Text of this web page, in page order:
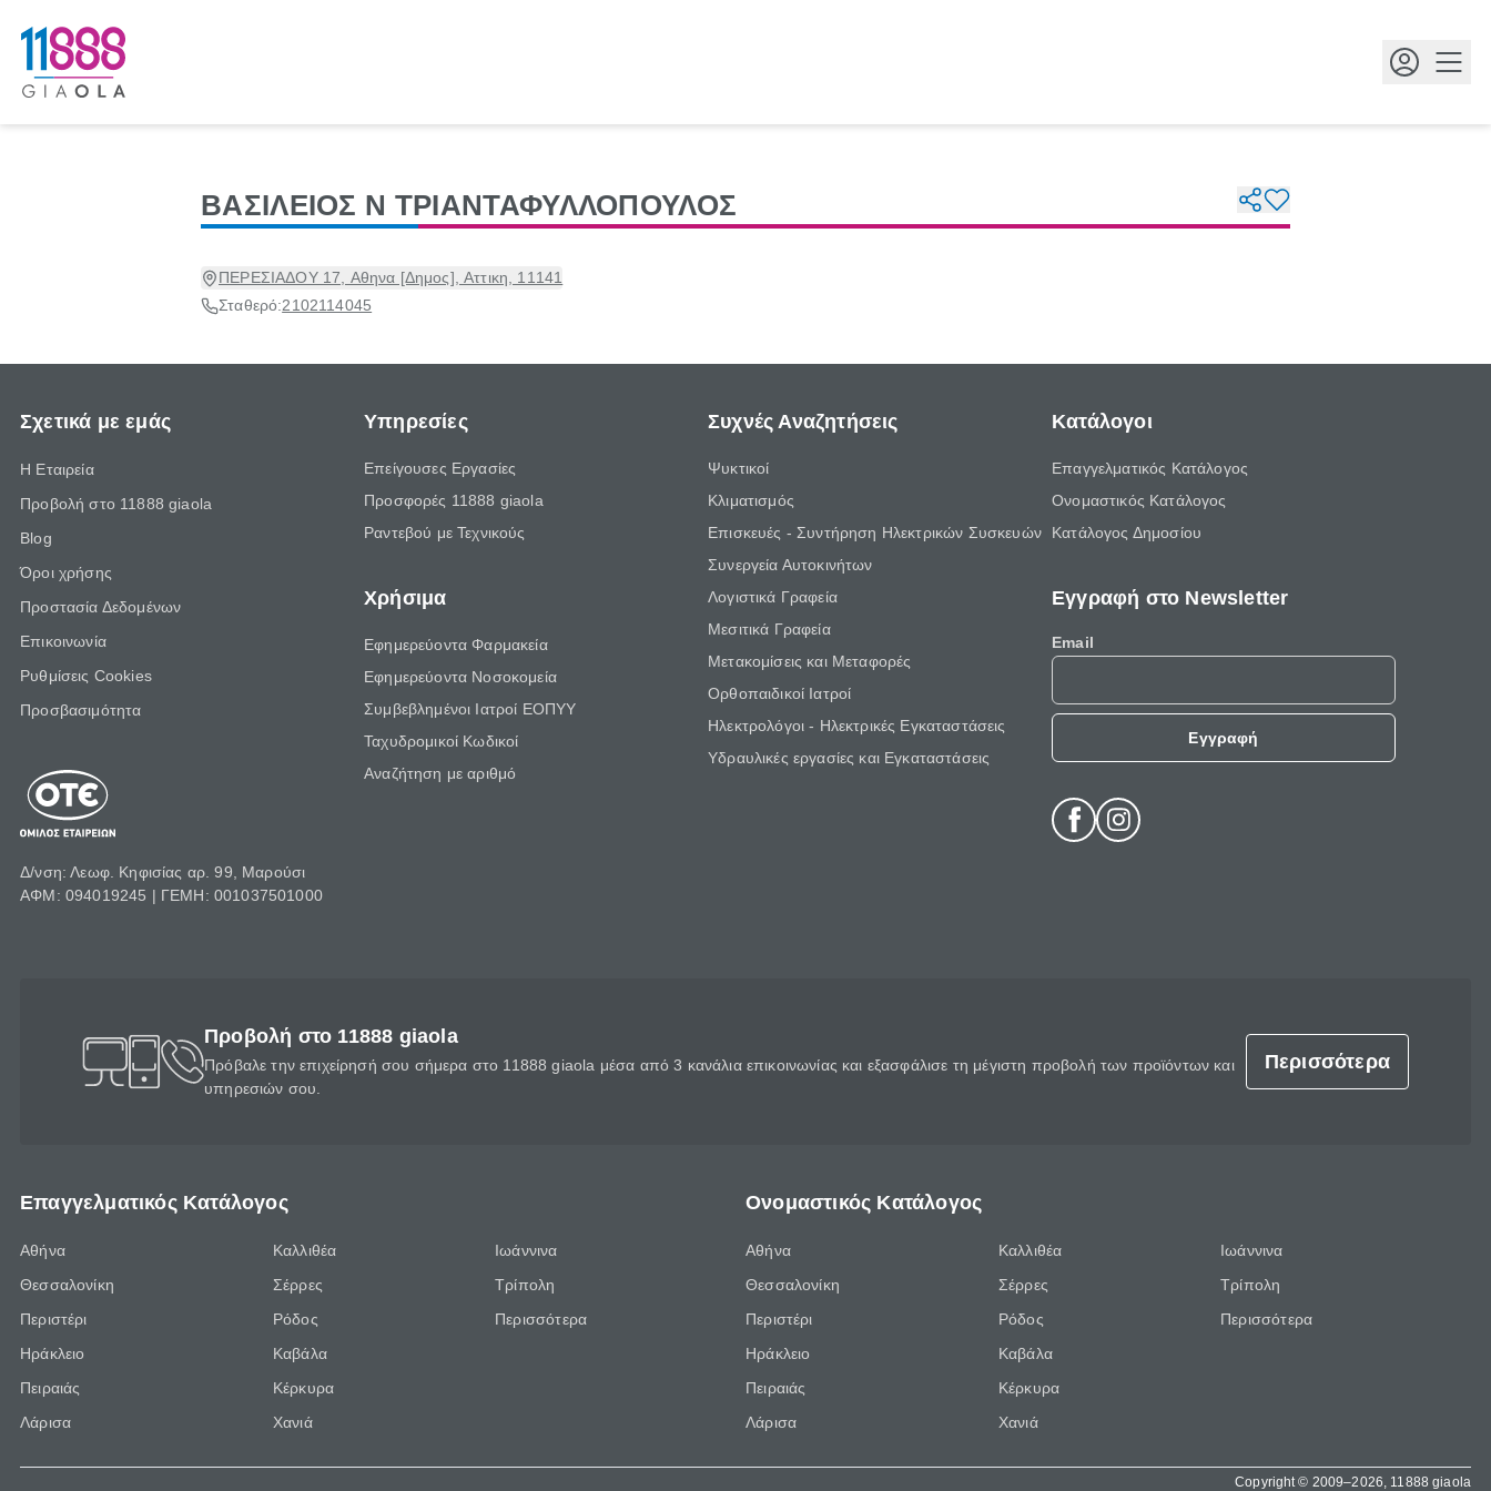
ΒΑΣΙΛΕΙΟΣ Ν ΤΡΙΑΝΤΑΦΥΛΛΟΠΟΥΛΟΣ
ΠΕΡΕΣΙΑΔΟΥ 17, Αθηνα [Δημος], Αττικη, 11141
Σταθερό:2102114045
Σχετικά με εμάς
Η Εταιρεία
Προβολή στο 11888 giaola
Blog
Όροι χρήσης
Προστασία Δεδομένων
Επικοινωνία
Ρυθμίσεις Cookies
Προσβασιμότητα
Δ/νση: Λεωφ. Κηφισίας αρ. 99, Μαρούσι
ΑΦΜ: 094019245 | ΓΕΜΗ: 001037501000
Υπηρεσίες
Επείγουσες Εργασίες
Προσφορές 11888 giaola
Ραντεβού με Τεχνικούς
Χρήσιμα
Εφημερεύοντα Φαρμακεία
Εφημερεύοντα Νοσοκομεία
Συμβεβλημένοι Ιατροί ΕΟΠΥΥ
Ταχυδρομικοί Κωδικοί
Αναζήτηση με αριθμό
Συχνές Αναζητήσεις
Ψυκτικοί
Κλιματισμός
Επισκευές - Συντήρηση Ηλεκτρικών Συσκευών
Συνεργεία Αυτοκινήτων
Λογιστικά Γραφεία
Μεσιτικά Γραφεία
Μετακομίσεις και Μεταφορές
Ορθοπαιδικοί Ιατροί
Ηλεκτρολόγοι - Ηλεκτρικές Εγκαταστάσεις
Υδραυλικές εργασίες και Εγκαταστάσεις
Κατάλογοι
Επαγγελματικός Κατάλογος
Ονομαστικός Κατάλογος
Κατάλογος Δημοσίου
Εγγραφή στο Newsletter
Email
Εγγραφή
Προβολή στο 11888 giaola
Πρόβαλε την επιχείρησή σου σήμερα στο 11888 giaola μέσα από 3 κανάλια επικοινωνίας και εξασφάλισε τη μέγιστη προβολή των προϊόντων και
υπηρεσιών σου.
Περισσότερα
Επαγγελματικός Κατάλογος
Αθήνα
Θεσσαλονίκη
Περιστέρι
Ηράκλειο
Πειραιάς
Λάρισα
Καλλιθέα
Σέρρες
Ρόδος
Καβάλα
Κέρκυρα
Χανιά
Ιωάννινα
Τρίπολη
Περισσότερα
Ονομαστικός Κατάλογος
Αθήνα
Θεσσαλονίκη
Περιστέρι
Ηράκλειο
Πειραιάς
Λάρισα
Καλλιθέα
Σέρρες
Ρόδος
Καβάλα
Κέρκυρα
Χανιά
Ιωάννινα
Τρίπολη
Περισσότερα
Copyright © 2009–2026, 11888 giaola